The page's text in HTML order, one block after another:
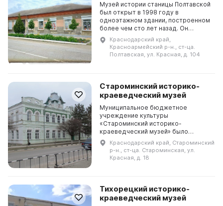
Музей истории станицы Полтавской
был открыт в 1998 году в
одноэтажном здании, построенном
более чем сто лет назад. Он
располагается в пяти залах, а
шестой зал предназначен для
выставки. Начиная с древ...
Краснодарский край,
Красноармейский р-н., ст-ца.
Полтавская, ул. Красная, д. 104
Староминский историко-
краеведческий музей
Муниципальное бюджетное
учреждение культуры
«Староминский историко-
краеведческий музей» было
создано 30 сентября 1975 года по
решению исполкома районного
Совета депутатов трудящихся. В
Краснодарский край, Староминский
р-н., ст-ца. Староминская, ул.
Красная, д. 18
Тихорецкий историко-
краеведческий музей